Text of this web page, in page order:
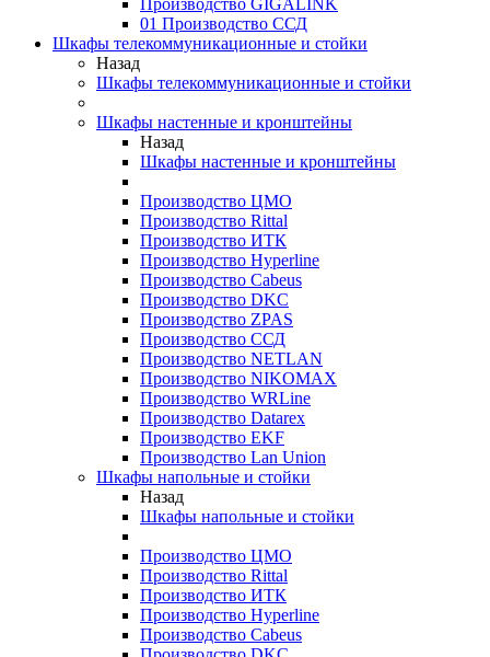
Производство GIGALINK
01 Производство ССД
Шкафы телекоммуникационные и стойки
Назад
Шкафы телекоммуникационные и стойки
Шкафы настенные и кронштейны
Назад
Шкафы настенные и кронштейны
Производство ЦМО
Производство Rittal
Производство ИТК
Производство Hyperline
Производство Cabeus
Производство DKC
Производство ZPAS
Производство ССД
Производство NETLAN
Производство NIKOMAX
Производство WRLine
Производство Datarex
Производство EKF
Производство Lan Union
Шкафы напольные и стойки
Назад
Шкафы напольные и стойки
Производство ЦМО
Производство Rittal
Производство ИТК
Производство Hyperline
Производство Cabeus